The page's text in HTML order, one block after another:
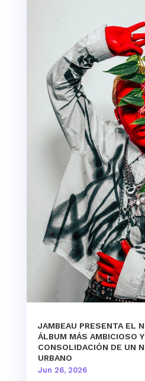
JAMBEAU PRESENTA EL
ÁLBUM MÁS AMBICIOSO
CONSOLIDACIÓN DE UN
URBANO
Jun 26, 2026